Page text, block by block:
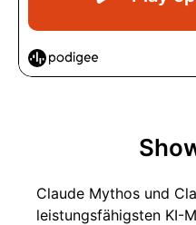
Claude Mythos und
leistungsfähigsten KI-